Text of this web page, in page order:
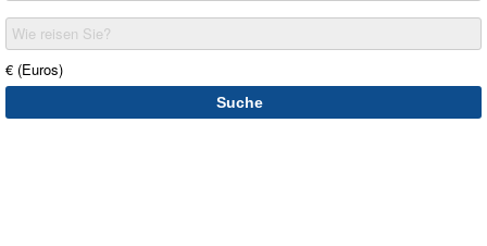
Wie reisen Sie?
€ (Euros)
Suche